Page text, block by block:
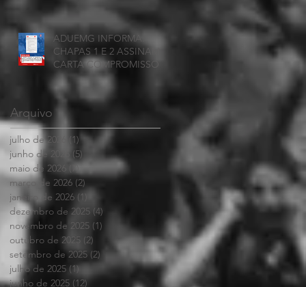
ADUEMG INFORMA:
CHAPAS 1 E 2 ASSINAM
CARTA COMPROMISSO
Arquivo
julho de 2026 (1) 1 post
junho de 2026
(5) 5 posts
maio de 2026
março de 2026 (2)
janeiro de 2026 (1)
dezembro de 2025 (4)
novembro de 2025 (1) 1 post
outubro de 2025 (2) 2 posts
setembro de 2025 (2) 2 posts
julho de 2025 (1)1 post
junho de 2025 (12)